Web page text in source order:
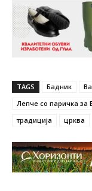
TAGS Бадник
Лепче со паричка за
традиција
црква